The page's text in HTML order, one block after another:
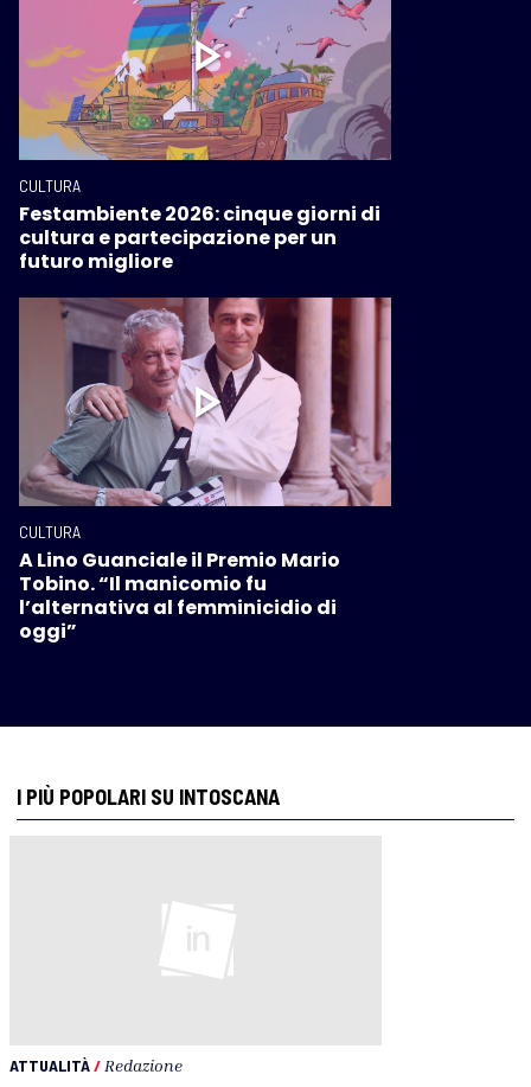
CULTURA
Festambiente 2026: cinque giorni di
cultura e partecipazione per un
futuro migliore
CULTURA
A Lino Guanciale il Premio Mario
Tobino. “Il manicomio fu
l’alternativa al femminicidio di
oggi”
I PIÙ POPOLARI SU INTOSCANA
ATTUALITÀ/ Redazione